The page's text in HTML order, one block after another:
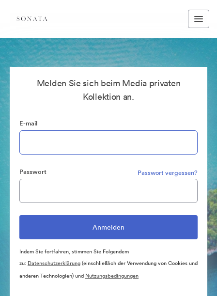
Melden Sie sich beim Media privaten
Kollektion an.
E-mail
Passwort Passwort vergessen?
Indem Sie fortfahren, stimmen Sie Folgendem
zu: Datenschutzerklärung(einschließlich der Verwendung von Cookies und
anderen Technologien) und Nutzungsbedingungen